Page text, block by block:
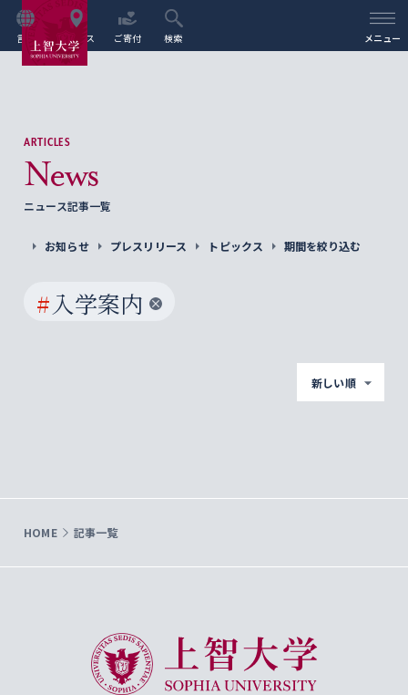
言語 アクセス ご寄付 検索 メニュー
ARTICLES
News
ニュース記事一覧
お知らせ プレスリリース トピックス 期間を絞り込む
#入学案内
新しい順
HOME 記事一覧
上智大学 Sophia University